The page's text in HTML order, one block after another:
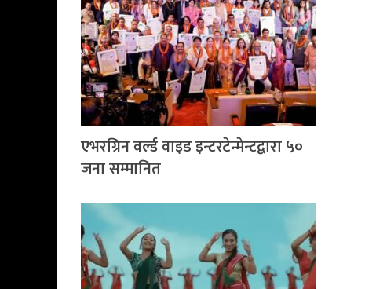
एभरग्रिन वर्ल्ड वाइड इन्टरटेन्मेन्टद्वारा ५०
जना सम्मानित